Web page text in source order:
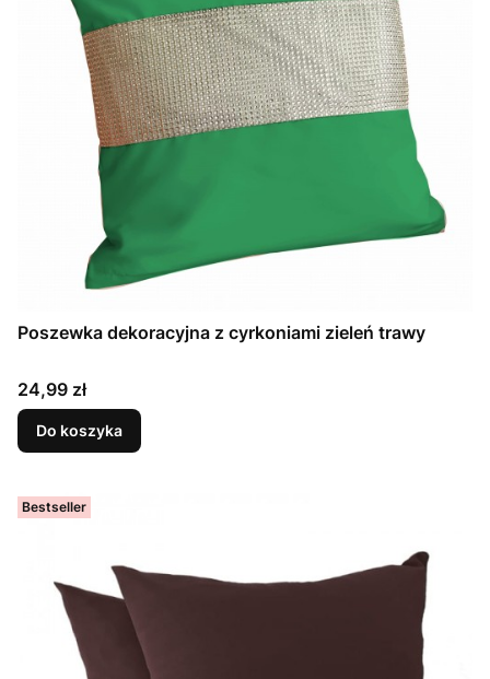
Poszewka dekoracyjna z cyrkoniami zieleń trawy
Cena
24,99 zł
Do koszyka
Bestseller